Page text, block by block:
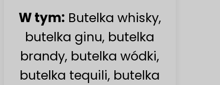
W tym: Butelka whisky,
butelka ginu, butelka
brandy, butelka wódki,
butelka tequili, butelka